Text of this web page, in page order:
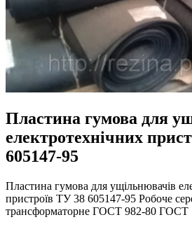
Пластина гумова для
електротехнічних
605147-95
Пластина гумова для ущільнювачів
пристроїв ТУ 38 605147-95 Робоче
трансформаторне ГОСТ 982-80